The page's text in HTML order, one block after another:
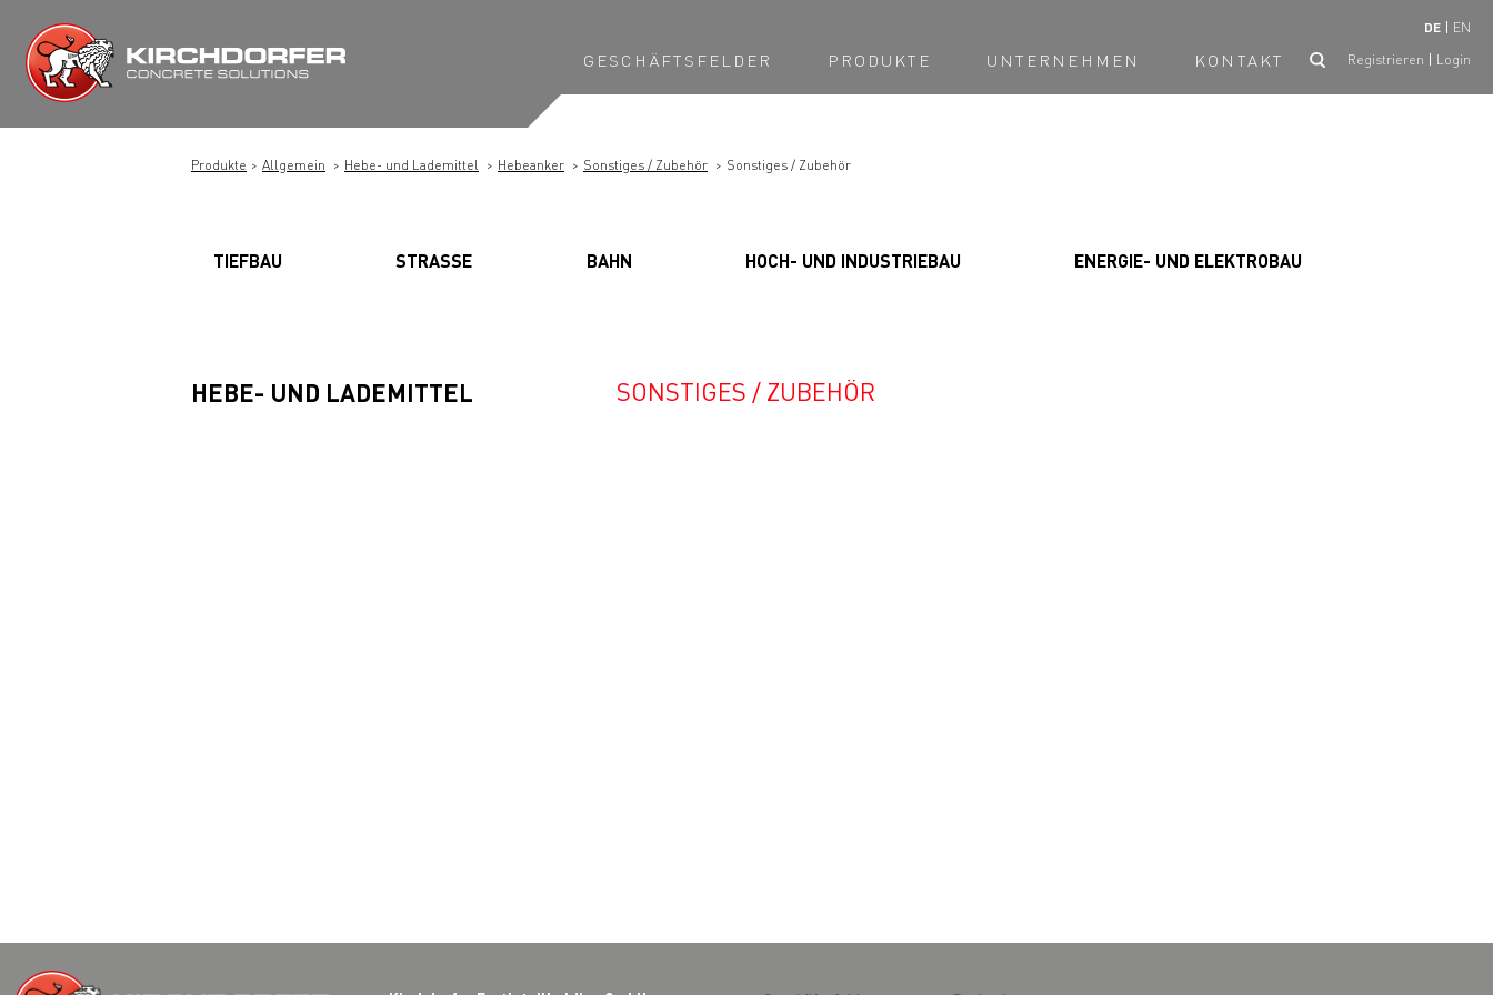
Inhalt
springen
DE EN
GESCHÄFTSFELDER PRODUKTE UNTERNEHMEN KONTAKT Registrieren Login
Produkte Allgemein Hebe- und Lademittel Hebeanker Sonstiges / Zubehör Sonstiges / Zubehör
TIEFBAU STRASSE BAHN HOCH- UND INDUSTRIEBAU ENERGIE- UND ELEKTROBAU
HEBE- UND LADEMITTEL SONSTIGES / ZUBEHÖR